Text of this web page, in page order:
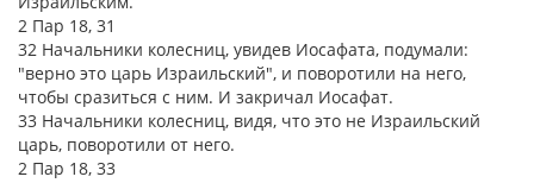
2 Пар 18, 31
32 Начальники колесниц, увидев Иосафата, подумали:
"верно это царь Израильский", и поворотили на него,
чтобы сразиться с ним. И закричал Иосафат.
33 Начальники колесниц, видя, что это не Израильский
царь, поворотили от него.
2 Пар 18, 33